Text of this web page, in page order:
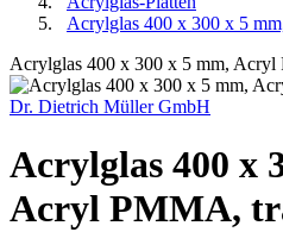
Acrylglas 400 x 300 x 5
Acrylglas 400 x 300 x 5 mm, Acryl
Dr. Dietrich Müller GmbH
Acrylglas 400 x
Acryl PMMA,